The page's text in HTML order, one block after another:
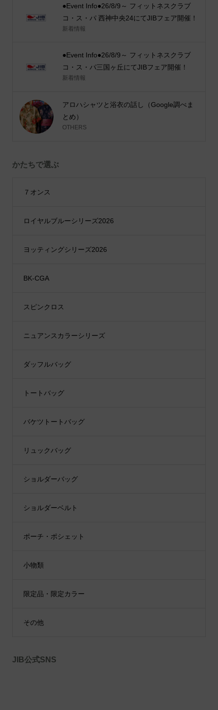
●Event Info●26/8/9～ フィットネスクラブ
コ・ス・パ 西神中央24にてJIBフェア開催！
新着情報
●Event Info●26/8/9～ フィットネスクラブ
コ・ス・パ三国ヶ丘にてJIBフェア開催！
新着情報
アロハシャツと浴衣の話し（Google調べま
とめ）
OTHERS
かたちで選ぶ
７オンス
ロイヤルブルーシリーズ2026
ヨッティングシリーズ2026
BK-CGA
スピンクロス
ニュアンスカラーシリーズ
ダッフルバッグ
トートバッグ
バケツトートバッグ
リュックバッグ
ショルダーバッグ
ショルダーベルト
ポーチ・ポシェット
小物類
限定品・限定カラー
その他
JIB公式SNS